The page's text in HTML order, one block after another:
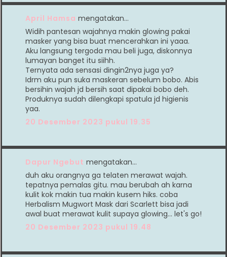
April Hamsa mengatakan…
Widih pantesan wajahnya makin glowing pakai
masker yang bisa buat mencerahkan ini yaaa.
Aku langsung tergoda mau beli juga, diskonnya
lumayan banget itu siihh.
Ternyata ada sensasi dingin2nya juga ya?
Idrm aku pun suka maskeran sebelum bobo. Abis
bersihin wajah jd bersih saat dipakai bobo deh.
Produknya sudah dilengkapi spatula jd higienis
yaa.
20 Desember 2023 pukul 19.35
Dapur Ngebut mengatakan…
duh aku orangnya ga telaten merawat wajah.
tepatnya pemalas gitu. mau berubah ah karna
kulit kok makin tua makin kusem hiks. coba
Herbalism Mugwort Mask dari Scarlett bisa jadi
awal buat merawat kulit supaya glowing... let's go!
20 Desember 2023 pukul 19.48